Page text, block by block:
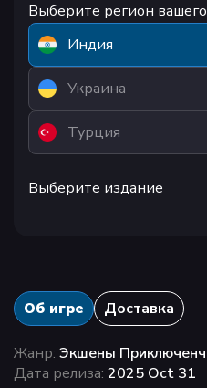
Выберите регион
Индия
Украина
Турция
Выберите издание
Об игре Доставка
Жанр: Экшены
Дата релиза: 2025 Oct 31